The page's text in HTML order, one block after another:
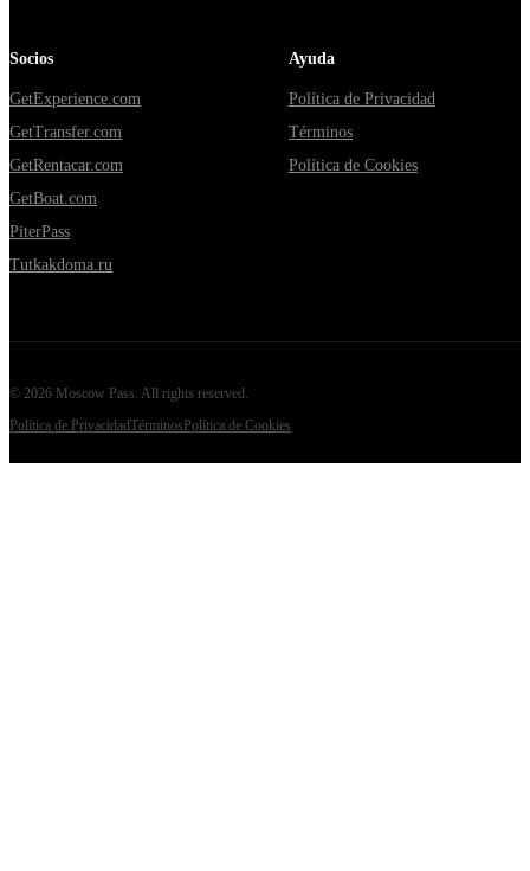
Socios
GetExperience.com
GetTransfer.com
GetRentacar.com
GetBoat.com
PiterPass
Tutkakdoma.ru
Ayuda
Política de Privacidad
Términos
Política de Cookies
© 2026 Moscow Pass. All rights reserved.
Política de PrivacidadTérminos Política de Cookies